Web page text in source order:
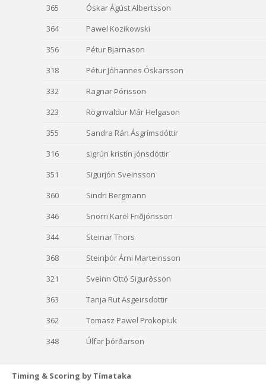
365
Óskar Ágúst Albertsson
364
Pawel Kozikowski
356
Pétur Bjarnason
318
Pétur Jóhannes Óskarsson
332
Ragnar Þórisson
323
Rögnvaldur Már Helgason
355
Sandra Rán Ásgrímsdóttir
316
sigrún kristín jónsdóttir
351
Sigurjón Sveinsson
360
Sindri Bergmann
346
Snorri Karel Friðjónsson
344
Steinar Thors
368
Steinþór Árni Marteinsson
321
Sveinn Ottó Sigurðsson
363
Tanja Rut Asgeirsdottir
362
Tomasz Pawel Prokopiuk
348
Úlfar þórðarson
Timing & Scoring by Tímataka